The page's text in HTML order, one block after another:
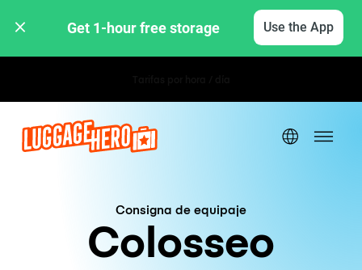
Get 1-hour free storage Use the App
Consigna de equipaje
Colosseo